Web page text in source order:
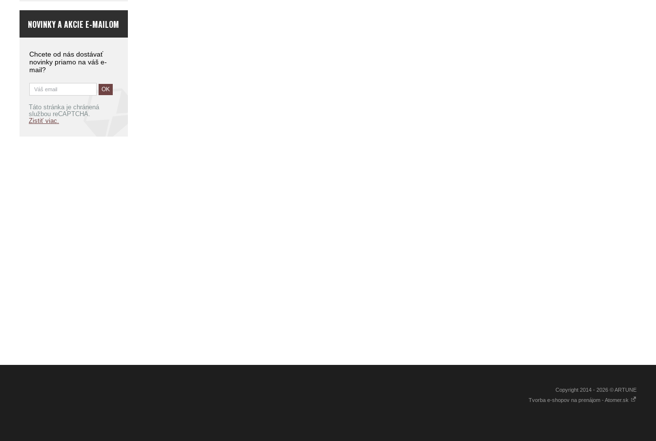
NOVINKY A AKCIE E-MAILOM
Chcete od nás dostávať
novinky priamo na váš e-
mail?
Táto stránka je chránená
službou reCAPTCHA.
Zistiť viac.
Copyright 2014 - 2026 © ARTUNE
Tvorba e-shopov na prenájom - Atomer.sk